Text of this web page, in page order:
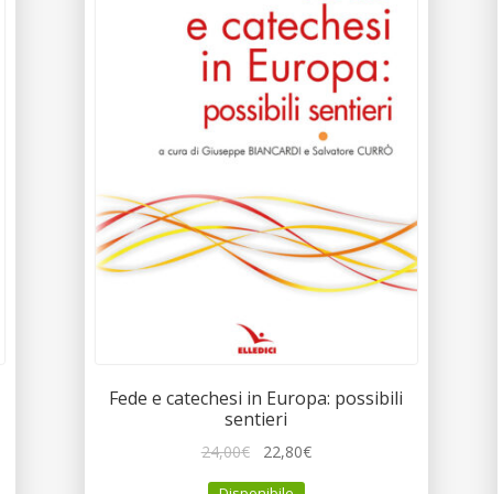
Fede e catechesi in Europa: possibili
sentieri
24,00€ 22,80€Il